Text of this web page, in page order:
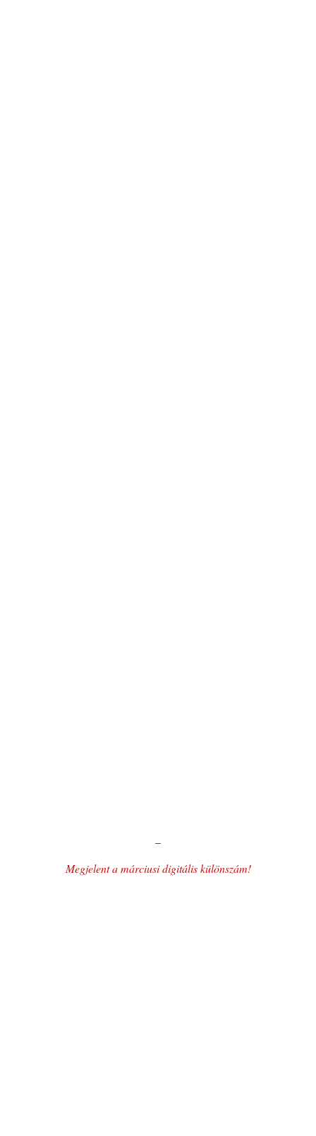
–
Megjelent a márciusi digitális különszám!